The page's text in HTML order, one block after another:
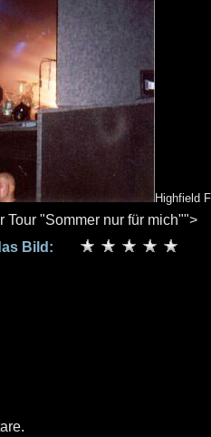
Highfield
Tour "Sommer nur für mich"">
Bild: